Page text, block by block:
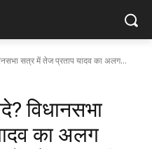
सत्र में तेज प्रताप यादव का अलग...
विधानसभा
का अलग